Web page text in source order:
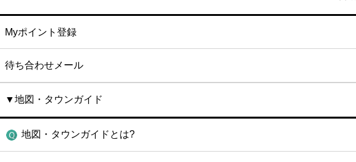
Myポイント登録
待ち合わせメール
▼地図・タウンガイド
地図・タウンガイドとは?